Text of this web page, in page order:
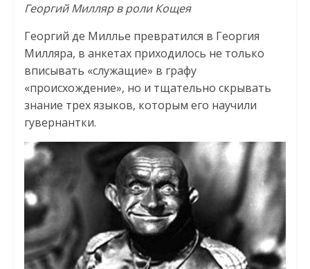
Георгий Милляр в роли Кощея
Георгий де Миллье превратился в Георгия
Милляра, в анкетах приходилось не только
вписывать «служащие» в графу
«происхождение», но и тщательно скрывать
знание трех языков, которым его научили
гувернантки.